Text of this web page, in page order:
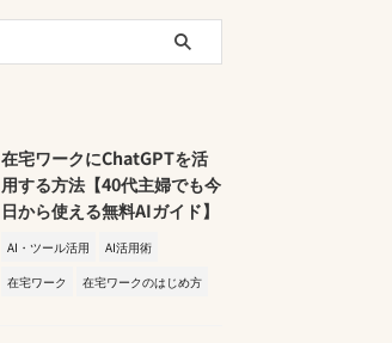
在宅ワークにChatGPTを活
用する方法【40代主婦でも今
日から使える無料AIガイド】
AI・ツール活用
AI活用術
在宅ワーク
在宅ワークのはじめ方